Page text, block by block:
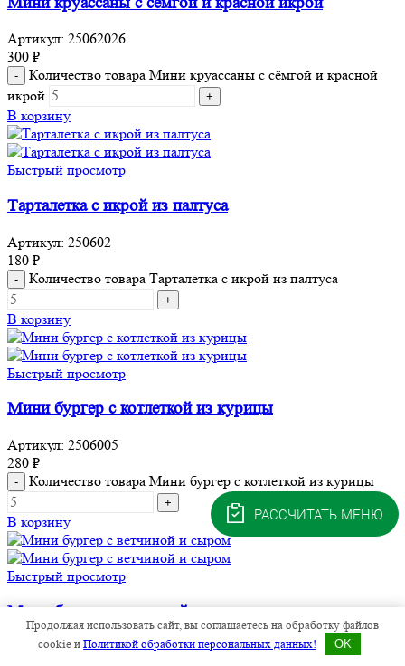
Артикул: 25062026
300 ₽
Количество товара Мини круассаны с сёмгой и красной
икрой
В корзину
Быстрый просмотр
Тарталетка с икрой из палтуса
Артикул: 250602
180 ₽
Количество товара Тарталетка с икрой из палтуса
В корзину
Быстрый просмотр
Мини бургер с котлеткой из курицы
Артикул: 2506005
280 ₽
Количество товара Мини бургер с котлеткой из курицы
В корзину
Быстрый просмотр
Мини бургер с ветчиной и сыром
Артикул:2506006
Продолжая использовать сайт, вы соглашаетесь на обработку файлов
cookie иПолитикой обработки персональных данных! OK
РАССЧИТАТЬ МЕНЮ